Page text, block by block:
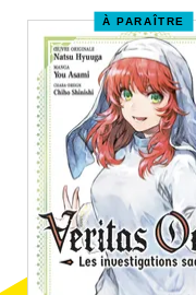
À PARAÎTRE